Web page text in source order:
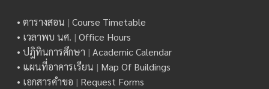
• ตารางสอน | Course Timetable
• เวลาพบ นศ. | Office Hours
• ปฎิทินการศึกษา | Academic Calendar
• แผนที่อาคารเรียน | Map Of Buildings
• เอกสารคำขอ | Request Forms